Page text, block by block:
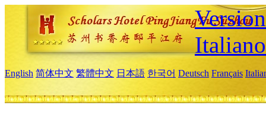
Italiano
English 简体中文 繁體中文 日本語 한국어 Deutsch Français